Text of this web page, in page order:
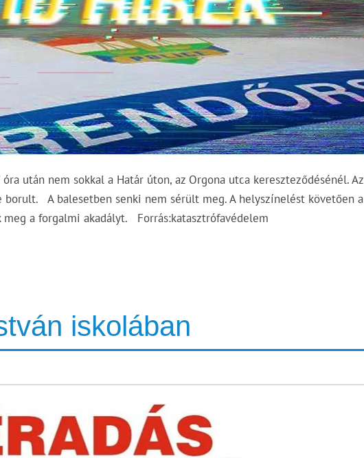
után nem sokkal a Határ úton, az Orgona utca kereszteződésénél. Az
A balesetben senki nem sérült meg. A helyszínelést követően a
a forgalmi akadályt. Forrás:katasztrófavédelem
iskolában